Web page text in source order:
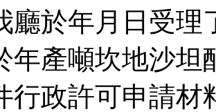
廳於年月日受
年產噸坎地沙坦
行政許可申請材